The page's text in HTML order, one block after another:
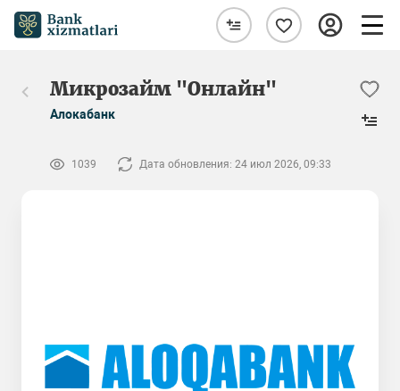
Микрозайм "Онлайн"
Алокабанк
1039 Дата обновления: 24 июл 2026, 09:33